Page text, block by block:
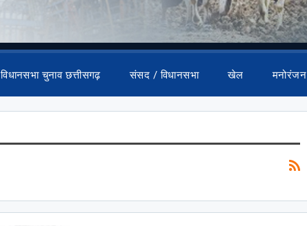
विधानसभा चुनाव छत्तीसगढ़ संसद / विधानसभा खेल मनोरंजन